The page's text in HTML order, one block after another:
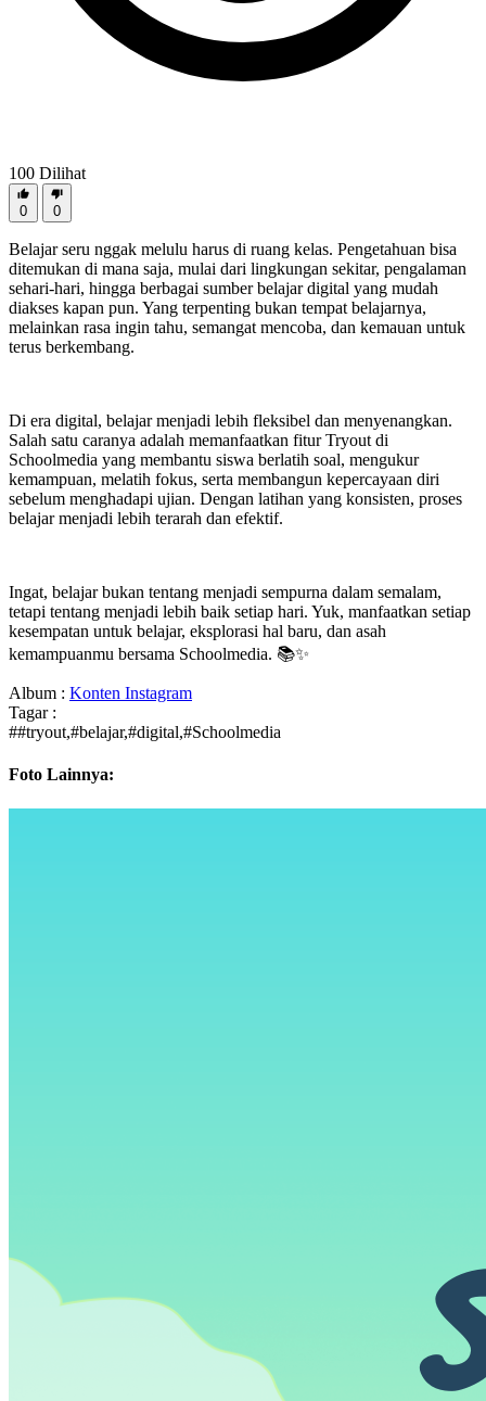
100 Dilihat
0 0
Belajar seru nggak melulu harus di ruang kelas. Pengetahuan bisa
ditemukan di mana saja, mulai dari lingkungan sekitar, pengalaman
sehari-hari, hingga berbagai sumber belajar digital yang mudah
diakses kapan pun. Yang terpenting bukan tempat belajarnya,
melainkan rasa ingin tahu, semangat mencoba, dan kemauan untuk
terus berkembang.
Di era digital, belajar menjadi lebih fleksibel dan menyenangkan.
Salah satu caranya adalah memanfaatkan fiturTryout di
Schoolmedia yang membantu siswa berlatih soal, mengukur
kemampuan, melatih fokus, serta membangun kepercayaan diri
sebelum menghadapi ujian. Dengan latihan yang konsisten, proses
belajar menjadi lebih terarah dan efektif.
Ingat, belajar bukan tentang menjadi sempurna dalam semalam,
tetapi tentang menjadi lebih baik setiap hari. Yuk, manfaatkan setiap
kesempatan untuk belajar, eksplorasi hal baru, dan asah
kemampuanmu bersama Schoolmedia. 📚✨
Album : Konten Instagram
Tagar :
##tryout,#belajar,#digital,#Schoolmedia
Foto Lainnya: